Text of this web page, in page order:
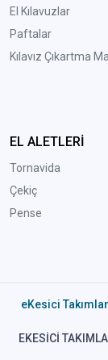
El Kılavuzlar
Paftalar
Kılavız Çıkartma
EL ALETLERİ
Tornavida
Çekiç
Pense
eKesici Takımlar
EKESİCİ